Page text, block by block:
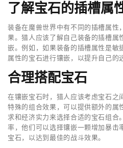
了解宝石的插槽属
装备在魔兽世界中有不同的插槽属性
果。猎人应该了解自己装备的插槽属
嵌。例如，如果装备的插槽属性是敏
属性的宝石进行镶嵌，以提升自己的
合理搭配宝石
在镶嵌宝石时，猎人应该考虑宝石之
特殊的组合效果，可以提供额外的属
求和经济实力来选择合适的宝石组合
率，他们可以选择镶嵌一颗增加暴击
宝石，以达到最佳的战斗效果。